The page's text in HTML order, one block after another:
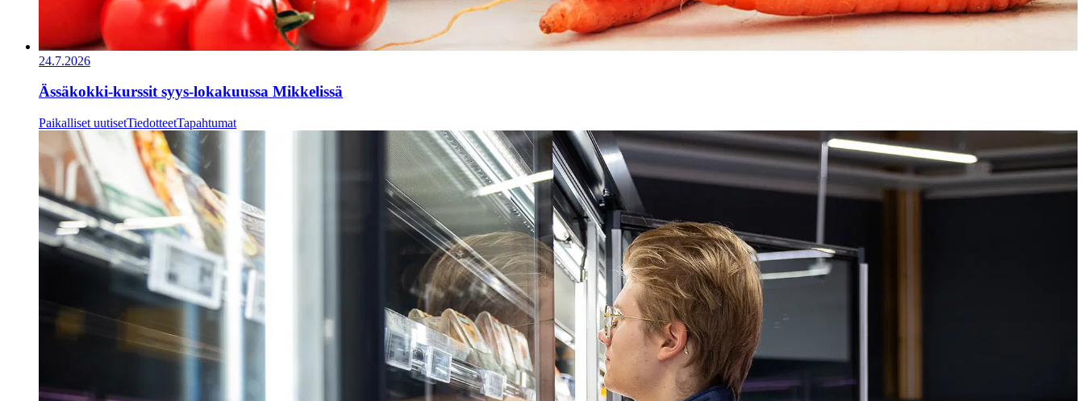
24.7.2026
Ässäkokki-kurssit syys-lokakuussa Mikkelissä
Paikalliset uutisetTiedotteetTapahtumat